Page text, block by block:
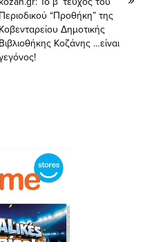
Περιοδικού “Προθήκη” της
Κοβενταρείου Δημοτικής
Βιβλιοθήκης Κοζάνης …είναι